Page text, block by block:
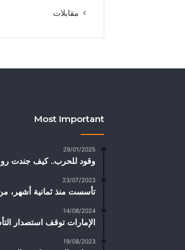
مقابلات
Most Important
29/01/2025
وقود للحرب.. كيف جندت
23/07/2023
تأسست منذ ثمانية أشهر،
14/08/2024
الإمارات توقف استصدار
19/08/2023